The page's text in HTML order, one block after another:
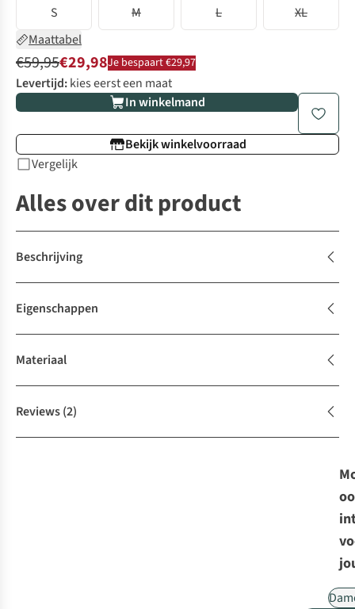
S
M L
XL
Maattabel
€59,95€29,98Je bespaart €29,97
Levertijd:kies eerst een maat
In winkelmand
Bekijk winkelvoorraad
Vergelijk
Alles over dit product
Beschrijving
Eigenschappen
Materiaal
Reviews(2)